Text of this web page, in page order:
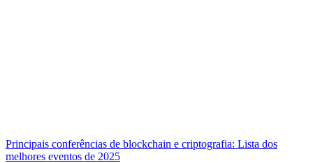
Principais conferências de blockchain e criptografia: Lista dos
melhores eventos de 2025